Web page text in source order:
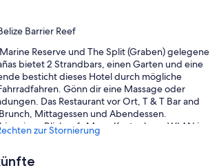
Barrier Reef
Reserve und The Split (Graben) gelegene
bietet 2 Strandbars, einen Garten und eine
besticht dieses Hotel durch mögliche
Gönn dir eine Massage oder
Das Restaurant vor Ort, T & T Bar and
Mittagessen und Abendessen.
einen Blick aufs Meer. Kostenloses WLAN in
sorgt dafür, dass du deine Daten schonen
Bar erwarten.
zur Stornierung